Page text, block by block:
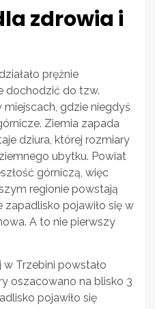
zdrowia i
prężnie
dochodzić do tzw.
gdzie niegdyś
Ziemia zapada
dziura, której rozmiary
ubytku. Powiat
górniczą, więc
regionie powstają
pojawiło się w
A to nie pierwszy
w Trzebini powstało
oszacowano na blisko 3
pojawiło się